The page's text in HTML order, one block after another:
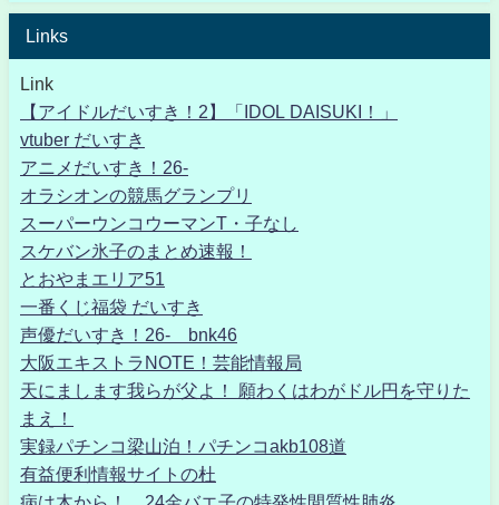
Links
Link
【アイドルだいすき！2】「IDOL DAISUKI！」
vtuber だいすき
アニメだいすき！26-
オラシオンの競馬グランプリ
スーパーウンコウーマンT・子なし
スケバン氷子のまとめ速報！
とおやまエリア51
一番くじ福袋 だいすき
声優だいすき！26- bnk46
大阪エキストラNOTE！芸能情報局
天にまします我らが父よ！ 願わくはわがドル円を守りた
まえ！
実録パチンコ梁山泊！パチンコakb108道
有益便利情報サイトの杜